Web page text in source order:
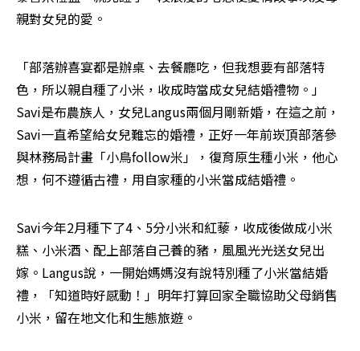
親對女兒的愛。
「部落辦喜宴都是辦桌、去餐廳吃，但我想要有部落特
色，所以親自種了小米，收成時當成女兒結婚禮物。」
Savi是布農族人，女兒Langus兩個月剛新婚，在這之前，
Savi一直希望給女兒難忘的婚禮，正好一年前崁頂部落參
與林務局計畫「小鳥follow米」，復育原生種小米，他心
想，何不遵循古禮，用自家種的小米當成結婚禮。
Savi今年2月種下了4、5分小米和紅藜，收成後做成小米
糕、小米酒、配上部落自己養的豬，風風光光送女兒出
嫁。Langus說，一開始媽媽沒有說特別種了小米當結婚
禮，「知道時好感動！」明年打算回家全職協助父母銷售
小米，留在地文化和生態旅遊。